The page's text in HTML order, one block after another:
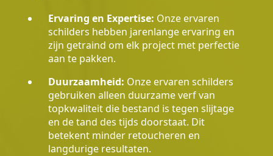
Ervaring en Expertise: Onze ervaren
schilders hebben jarenlange ervaring en
zijn getraind om elk project met perfectie
aan te pakken.
Duurzaamheid: Onze ervaren schilders
gebruiken alleen duurzame verf van
topkwaliteit die bestand is tegen slijtage
en de tand des tijds doorstaat. Dit
betekent minder retoucheren en
langdurige resultaten.